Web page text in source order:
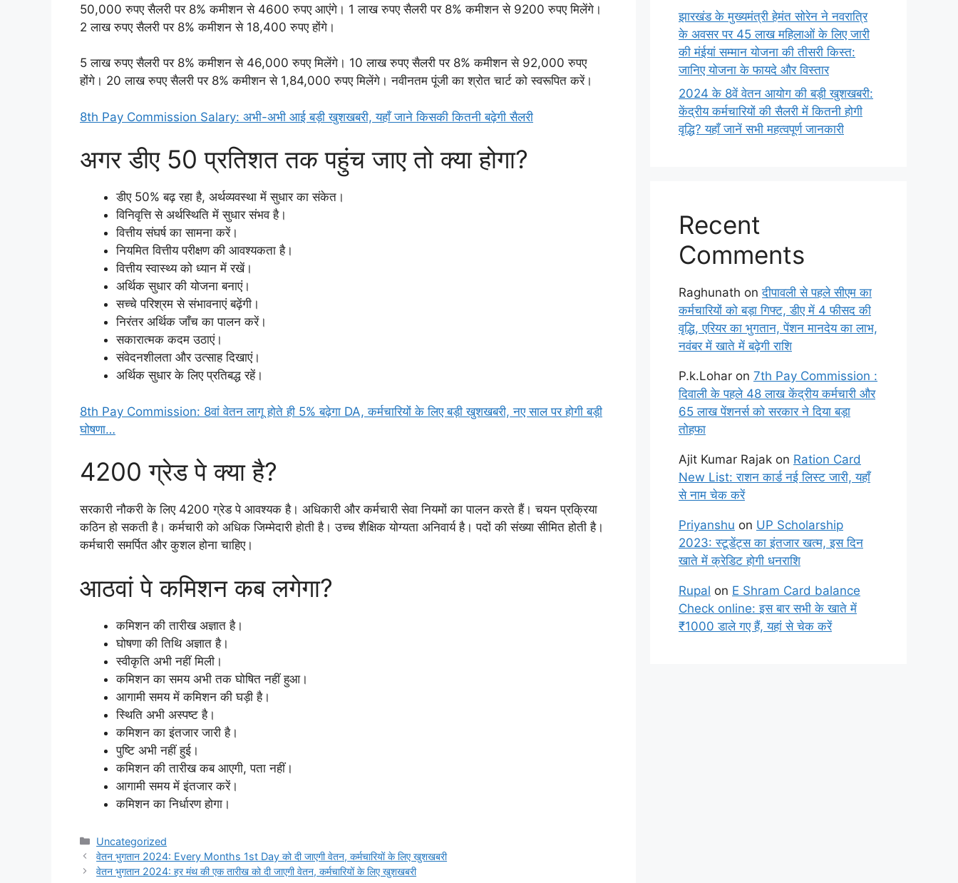
50,000 रुपए सैलरी पर 8% कमीशन से 4600 रुपए आएंगे। 1 लाख रुपए सैलरी पर 8% कमीशन से 9200 रुपए मिलेंगे।
2 लाख रुपए सैलरी पर 8% कमीशन से 18,400 रुपए होंगे।
5 लाख रुपए सैलरी पर 8% कमीशन से 46,000 रुपए मिलेंगे। 10 लाख रुपए सैलरी पर 8% कमीशन से 92,000 रुपए
होंगे। 20 लाख रुपए सैलरी पर 8% कमीशन से 1,84,000 रुपए मिलेंगे। नवीनतम पूंजी का श्रोत चार्ट को स्वरूपित करें।
8th Pay Commission Salary: अभी-अभी आई बड़ी खुशखबरी, यहाँ जाने किसकी कितनी बढ़ेगी सैलरी
अगर डीए 50 प्रतिशत तक पहुंच जाए तो क्या होगा?
डीए 50% बढ़ रहा है, अर्थव्यवस्था में सुधार का संकेत।
विनिवृत्ति से अर्थस्थिति में सुधार संभव है।
वित्तीय संघर्ष का सामना करें।
नियमित वित्तीय परीक्षण की आवश्यकता है।
वित्तीय स्वास्थ्य को ध्यान में रखें।
अर्थिक सुधार की योजना बनाएं।
सच्चे परिश्रम से संभावनाएं बढ़ेंगी।
निरंतर अर्थिक जाँच का पालन करें।
सकारात्मक कदम उठाएं।
संवेदनशीलता और उत्साह दिखाएं।
अर्थिक सुधार के लिए प्रतिबद्ध रहें।
8th Pay Commission: 8वां वेतन लागू होते ही 5% बढ़ेगा DA, कर्मचारियों के लिए बड़ी खुशखबरी, नए साल पर होगी बड़ी
घोषणा…
4200 ग्रेड पे क्या है?
सरकारी नौकरी के लिए 4200 ग्रेड पे आवश्यक है। अधिकारी और कर्मचारी सेवा नियमों का पालन करते हैं। चयन प्रक्रिया
कठिन हो सकती है। कर्मचारी को अधिक जिम्मेदारी होती है। उच्च शैक्षिक योग्यता अनिवार्य है। पदों की संख्या सीमित होती है।
कर्मचारी समर्पित और कुशल होना चाहिए।
आठवां पे कमिशन कब लगेगा?
कमिशन की तारीख अज्ञात है।
घोषणा की तिथि अज्ञात है।
स्वीकृति अभी नहीं मिली।
कमिशन का समय अभी तक घोषित नहीं हुआ।
आगामी समय में कमिशन की घड़ी है।
स्थिति अभी अस्पष्ट है।
कमिशन का इंतजार जारी है।
पुष्टि अभी नहीं हुई।
कमिशन की तारीख कब आएगी, पता नहीं।
आगामी समय में इंतजार करें।
कमिशन का निर्धारण होगा।
Categories
Uncategorized
वेतन भुगतान 2024: Every Months 1st Day को दी जाएगी वेतन, कर्मचारियों के लिए खुशखबरी
वेतन भुगतान 2024: हर मंथ की एक तारीख को दी जाएगी वेतन, कर्मचारियों के लिए खुशखबरी
झारखंड के मुख्यमंत्री हेमंत सोरेन ने नवरात्रि
के अवसर पर 45 लाख महिलाओं के लिए जारी
की मंईयां सम्मान योजना की तीसरी किस्त:
जानिए योजना के फायदे और विस्तार
2024 के 8वें वेतन आयोग की बड़ी खुशखबरी:
केंद्रीय कर्मचारियों की सैलरी में कितनी होगी
वृद्धि? यहाँ जानें सभी महत्वपूर्ण जानकारी
Recent
Comments
Raghunath onदीपावली से पहले सीएम का
कर्मचारियों को बड़ा गिफ्ट, डीए में 4 फीसद की
वृद्धि, एरियर का भुगतान, पेंशन मानदेय का लाभ,
नवंबर में खाते में बढ़ेगी राशि
P.k.Lohar on 7th Pay Commission :
दिवाली के पहले 48 लाख केंद्रीय कर्मचारी और
65 लाख पेंशनर्स को सरकार ने दिया बड़ा
तोहफा
Ajit Kumar Rajak on Ration Card
New List: राशन कार्ड नई लिस्ट जारी, यहाँ
से नाम चेक करें
Priyanshu on UP Scholarship
2023: स्टूडेंट्स का इंतजार खत्म, इस दिन
खाते में क्रेडिट होगी धनराशि
Rupal on E Shram Card balance
Check online: इस बार सभी के खाते में
₹1000 डाले गए हैं, यहां से चेक करें